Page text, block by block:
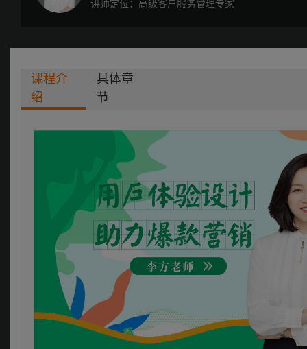
讲师定位：高级客户服务管理专家
课程介
绍
具体章
节